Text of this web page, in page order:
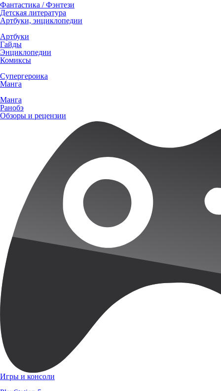
Фантастика / Фэнтези
Детская литература
Артбуки, энциклопедии
Артбуки
Гайды
Энциклопедии
Комиксы
Супергероика
Манга
Манга
Ранобэ
Обзоры и рецензии
Игры и консоли